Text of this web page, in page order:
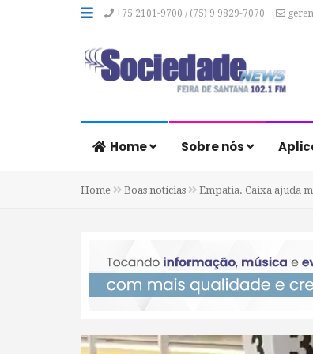
+75 2101-9700 / (75) 9 9829-7070
Home Sobre nós
Home Boas notícias Empatia. Caixa ajuda